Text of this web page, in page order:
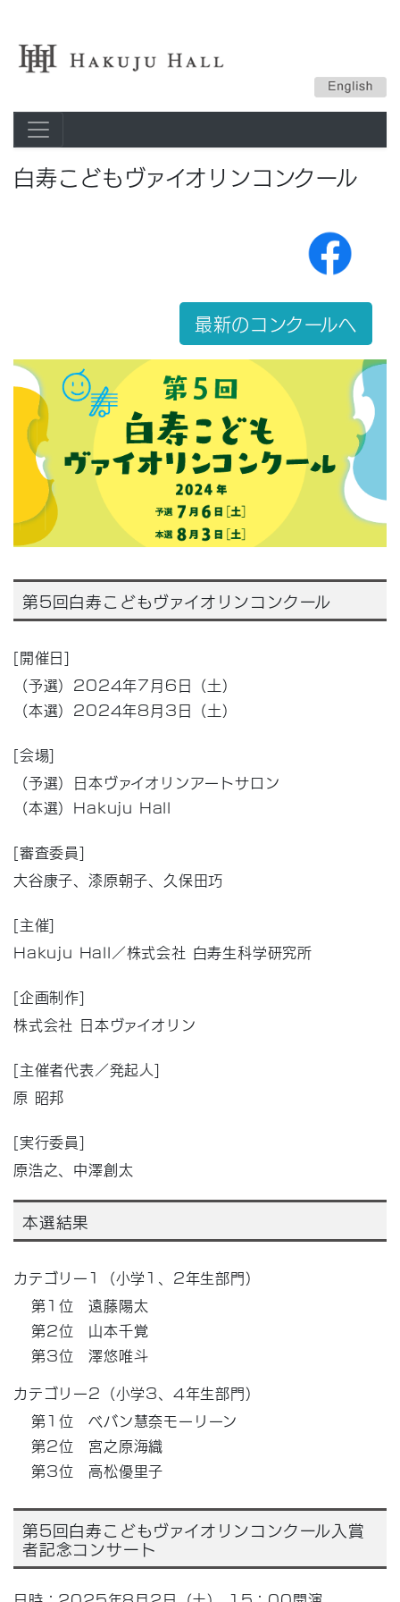
白寿こどもヴァイオリンコンクール
最新のコンクールへ
第5回白寿こどもヴァイオリンコンクール
[開催日]
（予選）2024年7月6日（土）
（本選）2024年8月3日（土）
[会場]
（予選）日本ヴァイオリンアートサロン
（本選）Hakuju Hall
[審査委員]
大谷康子、漆原朝子、久保田巧
[主催]
Hakuju Hall／株式会社 白寿生科学研究所
[企画制作]
株式会社 日本ヴァイオリン
[主催者代表／発起人]
原 昭邦
[実行委員]
原浩之、中澤創太
本選結果
カテゴリー1（小学1、2年生部門）
第1位 遠藤陽太
第2位 山本千覚
第3位 澤悠唯斗
カテゴリー2（小学3、4年生部門）
第1位 ベバン慧奈モーリーン
第2位 宮之原海織
第3位 高松優里子
第5回白寿こどもヴァイオリンコンクール入賞
者記念コンサート